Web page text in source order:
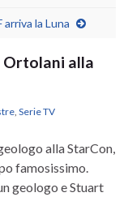
arriva la Luna
Ortolani alla
Serie TV
alla StarCon,
famosissimo.
geologo e Stuart